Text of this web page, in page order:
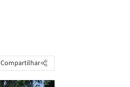
Compartilhar